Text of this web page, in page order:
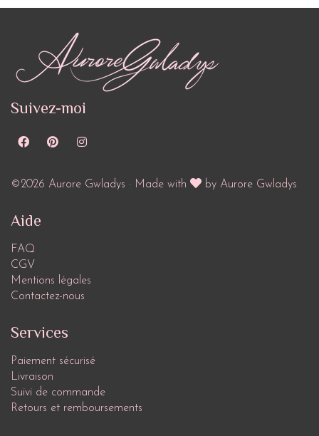
Suivez-moi
©2026 Aurore Gwladys · Made with by Aurore Gwladys
Aide
FAQ
CGV
Mentions légales
Contactez-nous
Services
Paiement sécurisé
Livraison
Suivi de commande
Retours et remboursements